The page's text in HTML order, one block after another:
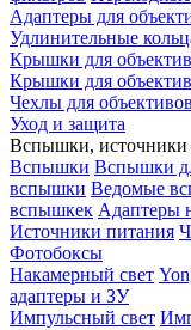
Адаптеры для
Удлинительные
Крышки для
Крышки для
Чехлы для объективов
Уход и защита
Вспышки, источники
Вспышки Вспышки
вспышки Ведомые
вспышкек Адаптеры
Источники питания
Фотобоксы
Накамерный свет
адаптеры и ЗУ
Импульсный свет